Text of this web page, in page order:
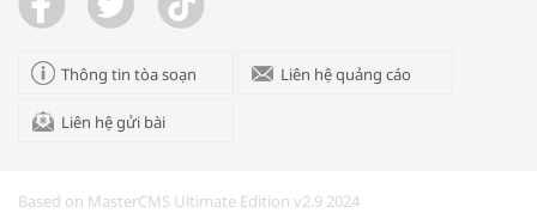
Thông tin tòa soạn Liên hệ quảng cáo
Liên hệ gửi bài
Based on MasterCMS Ultimate Edition v2.9 2024